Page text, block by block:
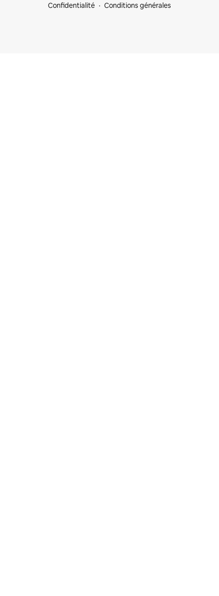
Confidentialité Conditions générales